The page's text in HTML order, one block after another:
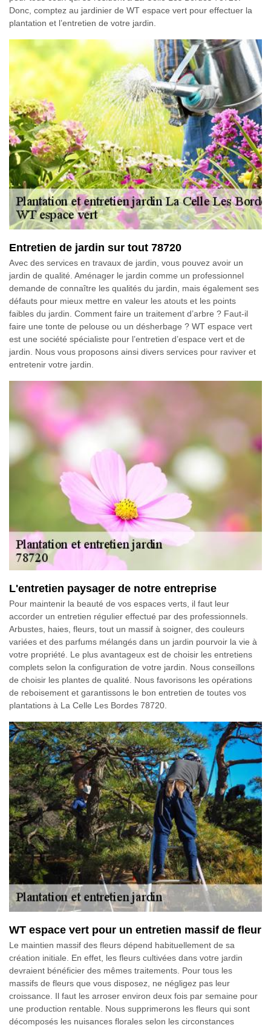
Donc, comptez au jardinier de WT espace vert pour effectuer la
plantation et l’entretien de votre jardin.
Entretien de jardin sur tout 78720
Avec des services en travaux de jardin, vous pouvez avoir un
jardin de qualité. Aménager le jardin comme un professionnel
demande de connaître les qualités du jardin, mais également ses
défauts pour mieux mettre en valeur les atouts et les points
faibles du jardin. Comment faire un traitement d’arbre ? Faut-il
faire une tonte de pelouse ou un désherbage ? WT espace vert
est une société spécialiste pour l’entretien d’espace vert et de
jardin. Nous vous proposons ainsi divers services pour raviver et
entretenir votre jardin.
L'entretien paysager de notre entreprise
Pour maintenir la beauté de vos espaces verts, il faut leur
accorder un entretien régulier effectué par des professionnels.
Arbustes, haies, fleurs, tout un massif à soigner, des couleurs
variées et des parfums mélangés dans un jardin pourvoir la vie à
votre propriété. Le plus avantageux est de choisir les entretiens
complets selon la configuration de votre jardin. Nous conseillons
de choisir les plantes de qualité. Nous favorisons les opérations
de reboisement et garantissons le bon entretien de toutes vos
plantations à La Celle Les Bordes 78720.
WT espace vert pour un entretien massif de fleur
Le maintien massif des fleurs dépend habituellement de sa
création initiale. En effet, les fleurs cultivées dans votre jardin
devraient bénéficier des mêmes traitements. Pour tous les
massifs de fleurs que vous disposez, ne négligez pas leur
croissance. Il faut les arroser environ deux fois par semaine pour
une production rentable. Nous supprimerons les fleurs qui sont
décomposés les nuisances florales selon les circonstances